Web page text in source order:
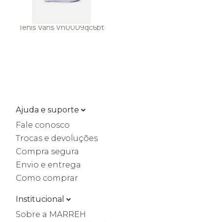
Tenis Vans Vn0009qc6bt
Ajuda e suporte
Fale conosco
Trocas e devoluções
Compra segura
Envio e entrega
Como comprar
Institucional
Sobre a MARREH